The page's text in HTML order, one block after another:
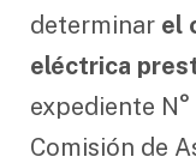
determinar el
eléctrica
expediente
Comisión de